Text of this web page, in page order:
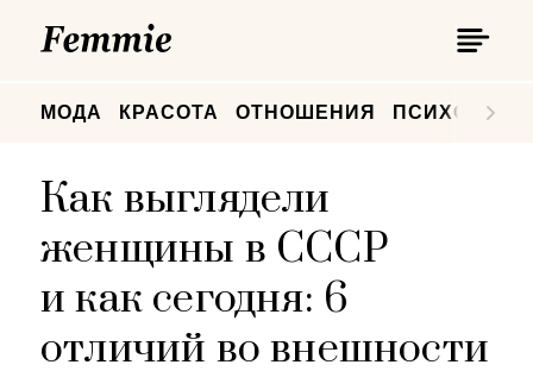
МОДА КРАСОТА ОТНОШЕНИЯ
Как выглядели
женщины в СССР
и как сегодня: 6
отличий во внешности